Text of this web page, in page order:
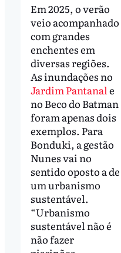
Em 2025, o verão
veio acompanhado
com grandes
enchentes em
diversas regiões.
As inundações no
Jardim Pantanal e
no Beco do Batman
foram apenas dois
exemplos. Para
Bonduki, a gestão
Nunes vai no
sentido oposto a de
um urbanismo
sustentável.
“Urbanismo
sustentável não é
não fazer